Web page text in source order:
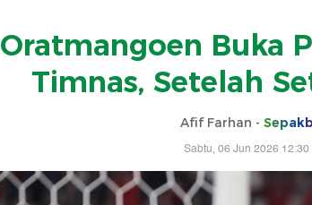
Oratmangoen Buka
Timnas, Setelah
Afif Farhan -
Sabtu, 06 Jun 2026 12:30